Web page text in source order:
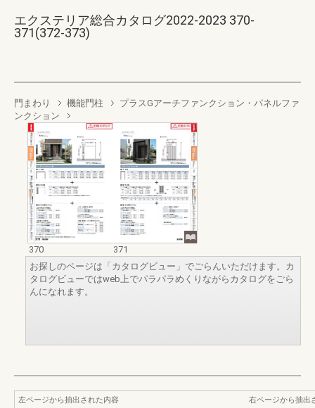
エクステリア総合カタログ2022-2023 370-
371(372-373)
門まわり 機能門柱
プラスGアーチファンクション・パネルファ
ンクション
370
371
お探しのページは「カタログビュー」でごらんいただけます。カ
タログビューではweb上でパラパラめくりながらカタログをごら
んになれます。
左ページから抽出された内容
右ページから抽出